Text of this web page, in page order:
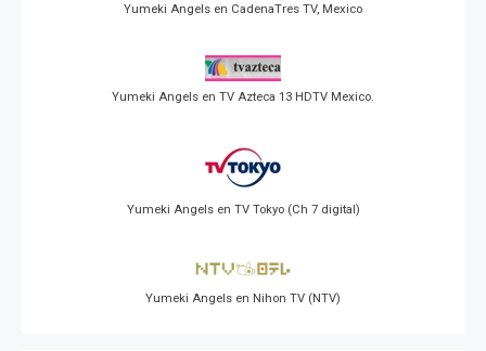
Yumeki Angels en CadenaTres TV, Mexico
Yumeki Angels en TV Azteca 13 HDTV Mexico.
Yumeki Angels en TV Tokyo (Ch 7 digital)
Yumeki Angels en Nihon TV (NTV)